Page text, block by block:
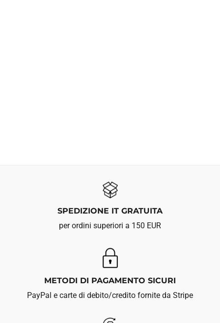
SPEDIZIONE IT GRATUITA
per ordini superiori a 150 EUR
METODI DI PAGAMENTO SICURI
PayPal e carte di debito/credito fornite da Stripe